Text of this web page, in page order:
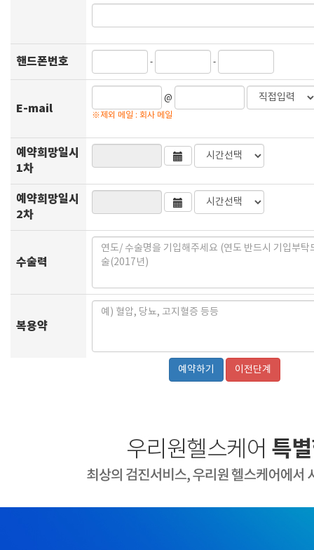
핸드폰번호 - -
E-mail
@
※제외 메일 : 회사 메일
예약희망일시
1차
예약희망일시
2차
수술력
복용약
이전단계